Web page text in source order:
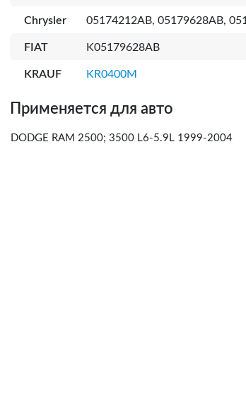
Chrysler 05174212AB, 05179628AB,
FIAT K05179628AB
KRAUF KR0400M
Применяется для авто
DODGE RAM 2500; 3500 L6-5.9L 1999-2004